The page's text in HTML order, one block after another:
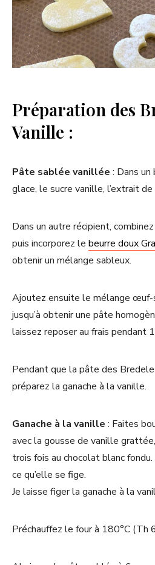
Préparation des
Vanille :
Pâte sablée vanillée : Dans
glace, le sucre vanille, l’extrait
Dans un autre récipient,
puis incorporez le beurre doux
obtenir un mélange sableux.
Ajoutez ensuite le mélange
jusqu’à obtenir une pâte
laissez reposer au frais pendant
Pendant que la pâte des
préparez la ganache à la vanille.
Ganache à la vanille : Faites
avec la gousse de vanille
trois fois au chocolat blanc fondu.
ce qu’elle se fige.
Je laisse figer la ganache à la
Préchauffez le four à 180°C (Th